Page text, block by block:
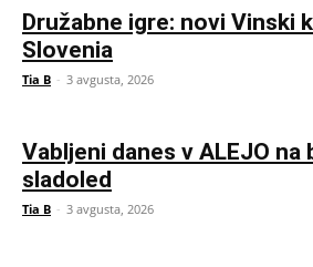
Družabne igre: novi Vinski
Slovenia
Tia B - 3 avgusta, 2026
Vabljeni danes v ALEJO na
sladoled
Tia B - 3 avgusta, 2026